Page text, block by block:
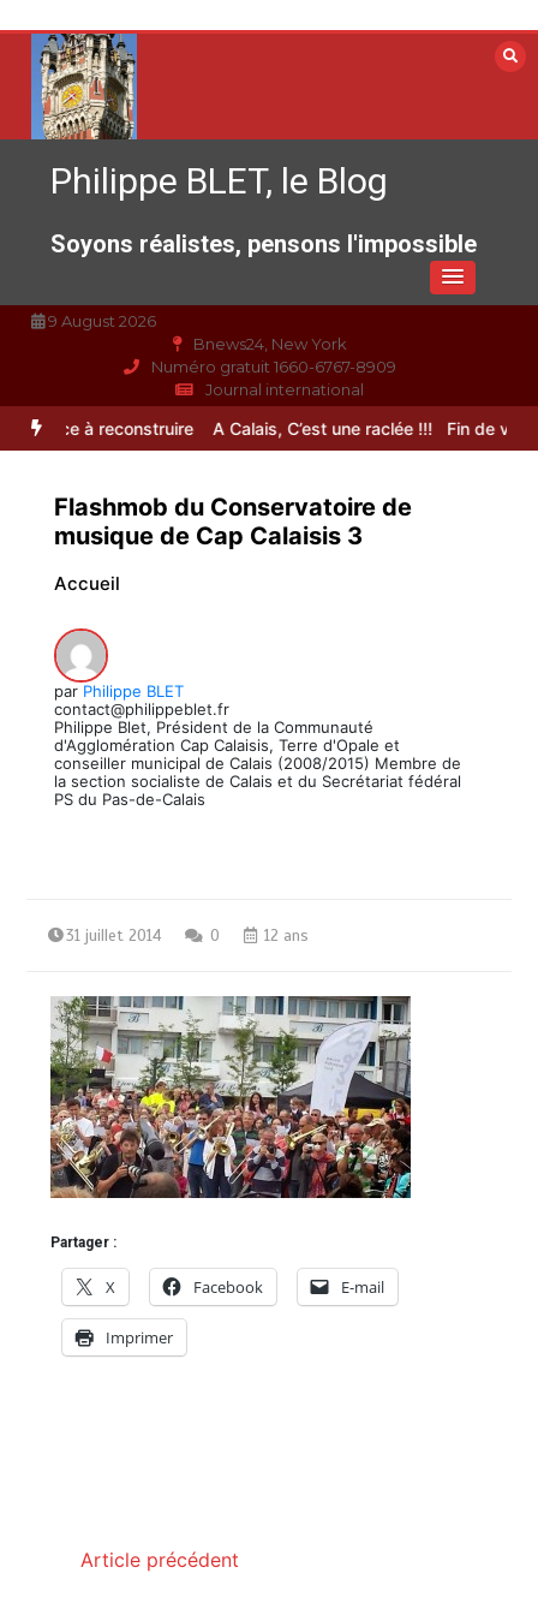
contenu
Philippe BLET, le Blog
Soyons réalistes, pensons l'impossible
9 August 2026
Bnews24, New York
Numéro gratuit 1660-6767-8909
Journal international
à reconstruire A Calais, C’est une raclée !!! Fin de vie :
Flashmob du Conservatoire de
musique de Cap Calaisis 3
Accueil
par Philippe BLET
contact@philippeblet.fr
Philippe Blet, Président de la Communauté
d'Agglomération Cap Calaisis, Terre d'Opale et
conseiller municipal de Calais (2008/2015) Membre de
la section socialiste de Calais et du Secrétariat fédéral
PS du Pas-de-Calais
31 juillet 2014 0 12 ans
Partager :
X Facebook E-mail
Imprimer
Article précédent